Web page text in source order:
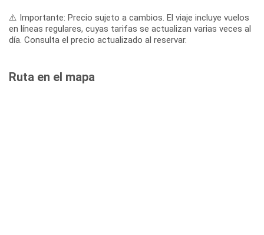
⚠️ Importante: Precio sujeto a cambios. El viaje incluye vuelos
en líneas regulares, cuyas tarifas se actualizan varias veces al
día. Consulta el precio actualizado al reservar.
Ruta en el mapa